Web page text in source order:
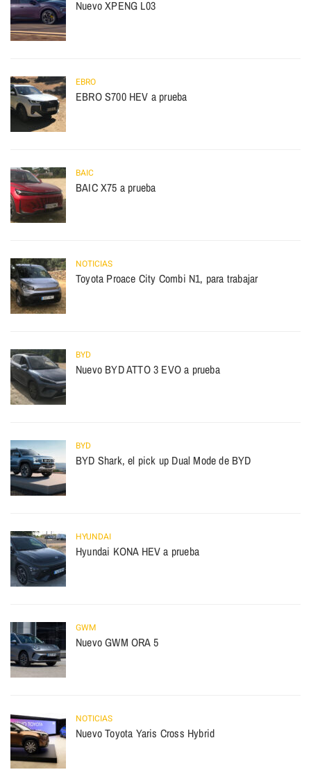
Nuevo XPENG L03
EBRO
EBRO S700 HEV a prueba
BAIC
BAIC X75 a prueba
NOTICIAS
Toyota Proace City Combi N1, para trabajar
BYD
Nuevo BYD ATTO 3 EVO a prueba
BYD
BYD Shark, el pick up Dual Mode de BYD
HYUNDAI
Hyundai KONA HEV a prueba
GWM
Nuevo GWM ORA 5
NOTICIAS
Nuevo Toyota Yaris Cross Hybrid